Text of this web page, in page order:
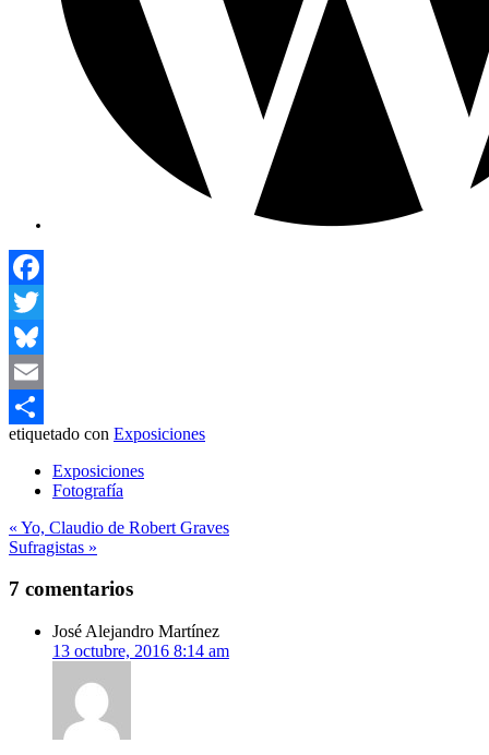
Facebook
Twitter
Bluesky
Email
Compartir
etiquetado con Exposiciones
Exposiciones
Fotografía
Navegación
de
entradas
« Yo, Claudio de Robert Graves
Sufragistas »
7 comentarios
José Alejandro Martínez
13 octubre, 2016 8:14 am